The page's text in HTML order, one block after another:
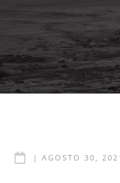
| AGOSTO 30,